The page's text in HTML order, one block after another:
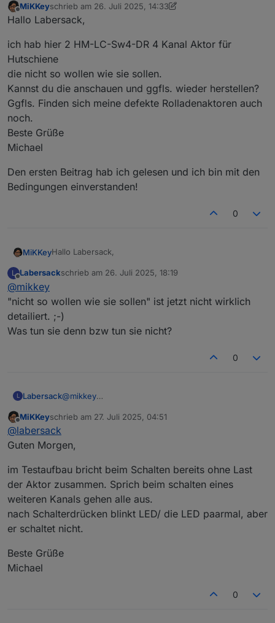
Offline
MiKKeyschrieb am 26. Juli 2025, 14:33
zuletzt editiert von MiKKey
Hallo Labersack,
ich hab hier 2 HM-LC-Sw4-DR 4 Kanal Aktor für
Hutschiene
die nicht so wollen wie sie sollen.
Kannst du die anschauen und ggfls. wieder herstellen?
Ggfls. Finden sich meine defekte Rolladenaktoren auch
noch.
Beste Grüße
Michael
Den ersten Beitrag hab ich gelesen und ich bin mit den
Bedingungen einverstanden!
0
MiKKeyHallo Labersack,
ich hab hier 2 HM-LC-Sw4-DR 4 Kanal Aktor für
die nicht so wollen wie sie sollen.
Kannst du die anschauen und ggfls. wieder
herstellen?
Ggfls. Finden sich meine defekte Rolladenaktoren
Den ersten Beitrag hab ich gelesen und ich bin mit den
Bedingungen einverstanden!
L
Offline
Labersackschrieb am 26. Juli 2025, 18:19
zuletzt editiert von
@mikkey
"nicht so wollen wie sie sollen" ist jetzt nicht wirklich
detailiert. ;-)
Was tun sie denn bzw tun sie nicht?
0
L Labersack@mikkey
wirklich detailiert. ;-)
Offline
MiKKeyschrieb am 27. Juli 2025, 04:51
zuletzt editiert von
@labersack
Guten Morgen,
im Testaufbau bricht beim Schalten bereits ohne Last
der Aktor zusammen. Sprich beim schalten eines
weiteren Kanals gehen alle aus.
nach Schalterdrücken blinkt LED/ die LED paarmal, aber
er schaltet nicht.
Beste Grüße
Michael
0